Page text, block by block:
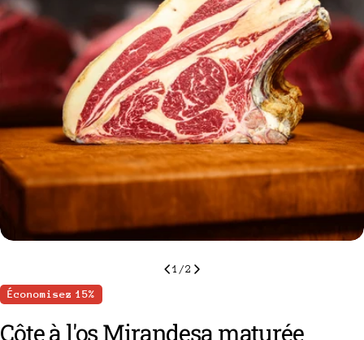
le média 0 en mode modal
1 /2
Économisez 15%
Côte à l'os Mirandesa maturée